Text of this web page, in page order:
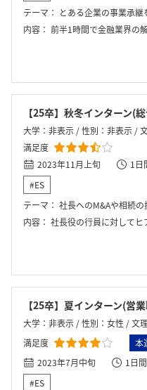
テーマ： とある企業の事業承継を提案す
内容： 前半1時間で金融業界の解説。
【25卒】秋冬インターン(
大学：非表示 / 性別：非表示 /
満足度
2023年11月上旬
1日
#ES
テーマ： 社長へのM&Aや相続の
内容： 社長役の行員に対してヒアリングを行い、
【25卒】夏インターン(営
大学：非表示 / 性別：女性 / 文
満足度
本
2023年7月中旬
1日間
#ES
ログイ